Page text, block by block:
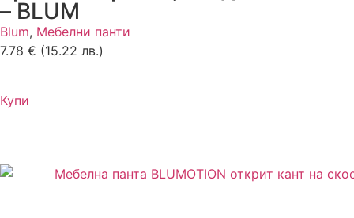
– BLUM
Blum, Мебелни панти
7.78 € (15.22 лв.)
Купи